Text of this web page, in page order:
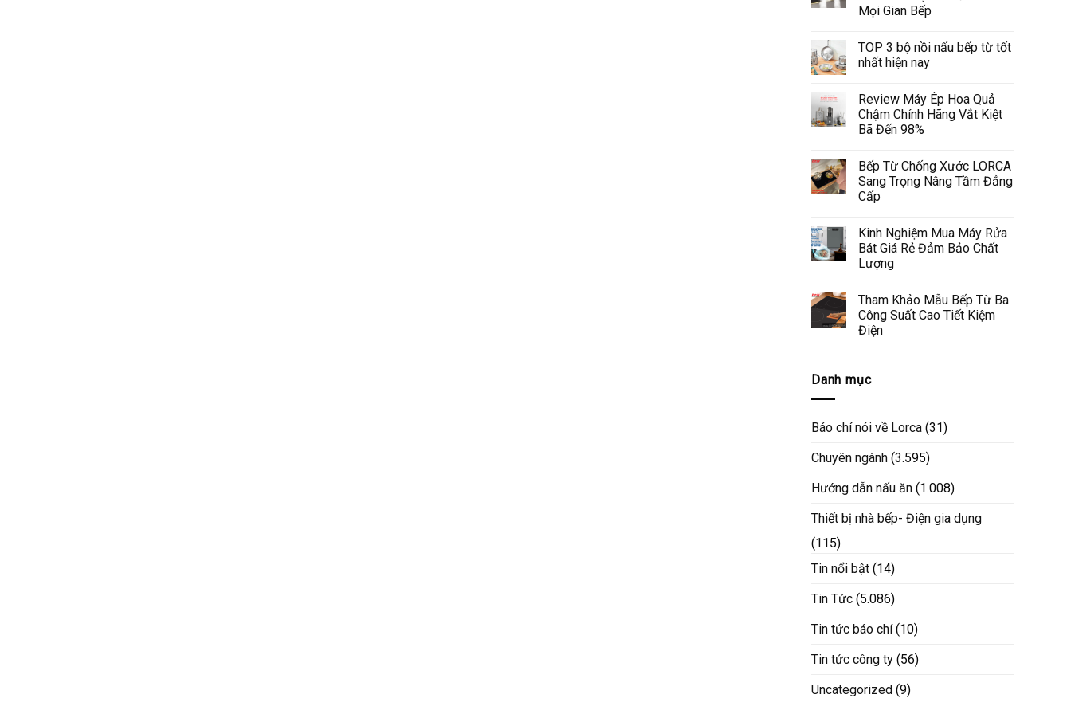
Mọi Gian Bếp
TOP 3 bộ nồi nấu bếp từ tốt
nhất hiện nay
Review Máy Ép Hoa Quả
Chậm Chính Hãng Vắt Kiệt
Bã Đến 98%
Bếp Từ Chống Xước LORCA
Sang Trọng Nâng Tầm Đẳng
Cấp
Kinh Nghiệm Mua Máy Rửa
Bát Giá Rẻ Đảm Bảo Chất
Lượng
Tham Khảo Mẫu Bếp Từ Ba
Công Suất Cao Tiết Kiệm
Điện
Danh mục
Báo chí nói về Lorca (31)
Chuyên ngành (3.595)
Hướng dẫn nấu ăn (1.008)
Thiết bị nhà bếp- Điện gia dụng
(115)
Tin nổi bật (14)
Tin Tức (5.086)
Tin tức báo chí(10)
Tin tức công ty (56)
Uncategorized (9)